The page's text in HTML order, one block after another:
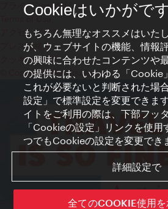
プライバシーポリシー
アクセシビリティ
プレス連絡先
クッキーの設定
© Copyright WienTourismus
Cookieはいかがで
もちろん無理なオススメはいた
が、ウェブサイトの機能、情報
の興味に合わせたコンテンツや
の提供には、いわゆる「Cookie
これが必要ないと判断された場
設定」で標準設定を変更できま
イトをご利用の際は、下部フッ
「Cookieの設定」リンクを使用
つでもCookieの設定を変更でき
詳細設定で
全てのCOOKIE使用を